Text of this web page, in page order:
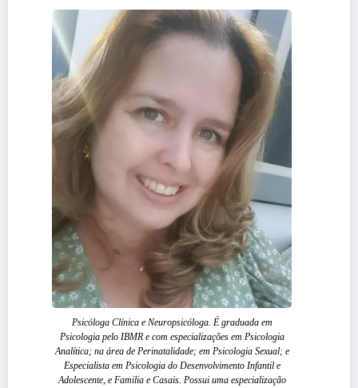
Psicóloga Clínica e Neuropsicóloga. É graduada em
Psicologia pelo IBMR e com especializações em Psicologia
Analítica; na área de Perinatalidade; em Psicologia Sexual; e
Especialista em Psicologia do Desenvolvimento Infantil e
Adolescente, e Familia e Casais. Possui uma especialização